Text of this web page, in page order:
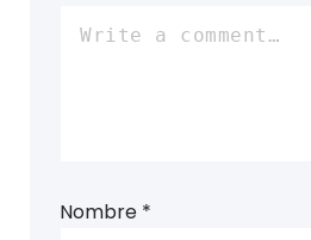
Nombre *